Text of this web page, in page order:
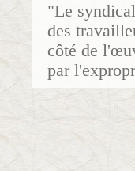
"Le
des
côté de
par